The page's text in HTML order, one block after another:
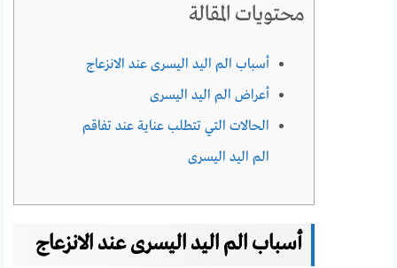
محتويات المقالة
أسباب الم اليد اليسرى عند الانزعاج
أعراض الم اليد اليسرى
الحالات التي تتطلب عناية عند تفاقم
الم اليد اليسرى
أسباب الم اليد اليسرى عند الانزعاج